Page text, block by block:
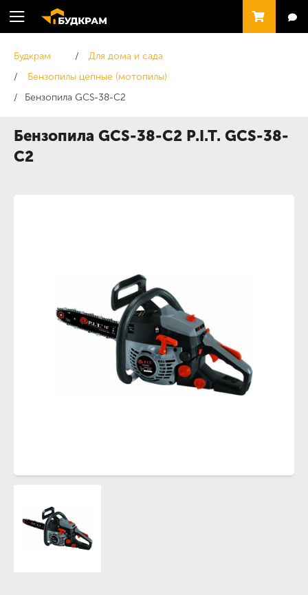
Будкрам
Для дома и сада
Бензопилы цепные (мотопилы)
Бензопила GCS-38-C2
Бензопила GCS-38-C2 P.I.T. GCS-38-
C2